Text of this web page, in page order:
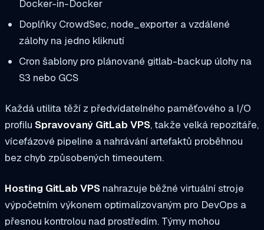
Docker-in-Docker
Doplňky CrowdSec, node_exporter a vzdálené
zálohy na jedno kliknutí
Cron šablony pro plánované gitlab-backup úlohy na
S3 nebo GCS
Každá utilita těží z předvídatelného paměťového a I/O
profilu Spravovaný GitLab VPS, takže velká repozitáře,
vícefázové pipeline a nahrávání artefaktů proběhnou
bez chyb způsobených timeoutem.
Hosting GitLab VPS nahrazuje běžné virtuální stroje
výpočetním výkonem optimalizovaným pro DevOps a
přesnou kontrolou nad prostředím. Týmy mohou